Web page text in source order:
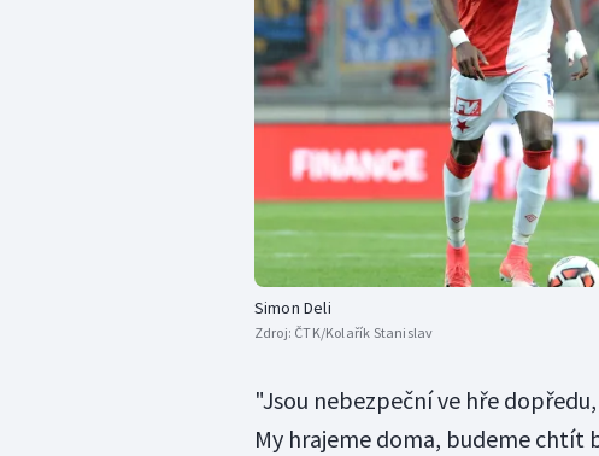
Simon Deli
Zdroj: ČTK/Kolařík Stanislav
"Jsou nebezpeční ve hře
My hrajeme doma, budeme chtít